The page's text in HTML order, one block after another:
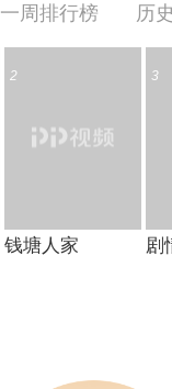
一周排行榜 历
钱塘人家
2
剧
3